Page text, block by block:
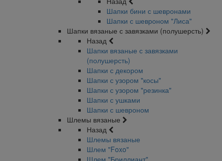
Шапки бини с шевронами
Шапки с шевроном "Лиса"
Шапки вязаные с завязками (полушерсть)
Назад
Шапки вязаные с завязками
(полушерсть)
Шапки с декором
Шапки с узором "косы"
Шапки с узором "резинка"
Шапки с ушками
Шапки с шевроном
Шлемы вязаные
Назад
Шлемы вязаные
Шлем "Foxo"
Шлем "Бриллиант"